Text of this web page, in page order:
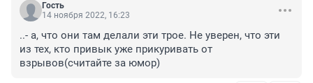
Гость
14 ноября 2022, 16:23
..- а, что они там делали эти трое. Не уверен, что эти
из тех, кто привык уже прикуривать от
взрывов(считайте за юмор)